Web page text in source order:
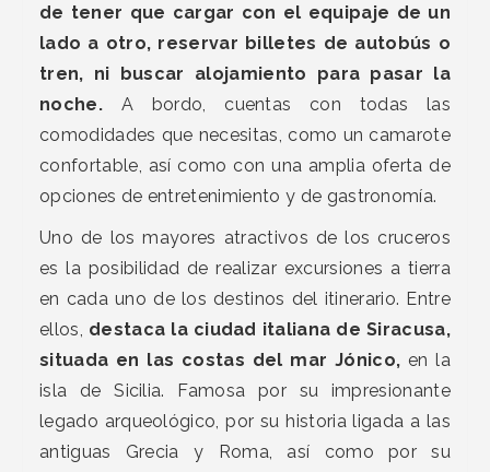
de tener que cargar con el equipaje de un
lado a otro, reservar billetes de autobús o
tren, ni buscar alojamiento para pasar la
noche. A bordo, cuentas con todas las
comodidades que necesitas, como un camarote
confortable, así como con una amplia oferta de
opciones de entretenimiento y de gastronomía.
Uno de los mayores atractivos de los cruceros
es la posibilidad de realizar excursiones a tierra
en cada uno de los destinos del itinerario. Entre
ellos, destaca la ciudad italiana de Siracusa,
situada en las costas del mar Jónico, en la
isla de Sicilia. Famosa por su impresionante
legado arqueológico, por su historia ligada a las
antiguas Grecia y Roma, así como por su